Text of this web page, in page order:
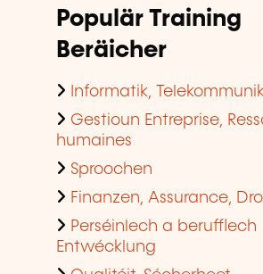
Populär Training
Beräicher
Informatik,
Gestioun Entreprise,
humaines
Sproochen
Finanzen, Assurance,
Perséinlech a berufflech
Entwécklung